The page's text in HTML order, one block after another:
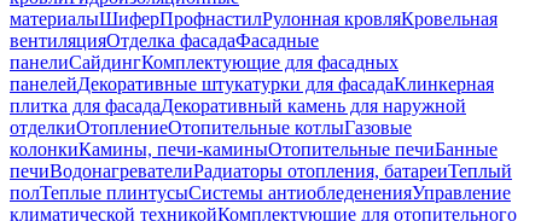
материалыШиферПрофнастилРулонная кровляКровельная
вентиляцияОтделка фасадаФасадные
панелиСайдингКомплектующие для фасадных
панелейДекоративные штукатурки для фасадаКлинкерная
плитка для фасадаДекоративный камень для наружной
отделкиОтоплениеОтопительные котлыГазовые
колонкиКамины, печи-каминыОтопительные печиБанные
печиВодонагревателиРадиаторы отопления, батареиТеплый
полТеплые плинтусыСистемы антиобледененияУправление
климатической техникойКомплектующие для отопительного